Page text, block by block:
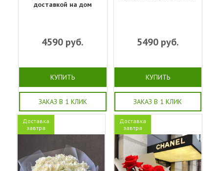
доставкой на дом
4590 руб.
КУПИТЬ
ЗАКАЗ В 1 КЛИК
5490руб.
КУПИТЬ
ЗАКАЗ В 1 КЛИК
Доставка
завтра
Доставка
завтра